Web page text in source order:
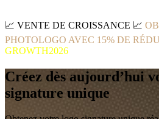
📈 VENTE DE CROISSANCE 📈
PHOTOLOGO AVEC 15% DE
GROWTH2026
Créez dès aujourd’hui
signature unique